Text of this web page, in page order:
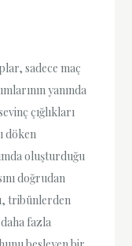
sadece maç
yanında
çığlıkları
döken
oluşturduğu
doğrudan
tribünlerden
fazla